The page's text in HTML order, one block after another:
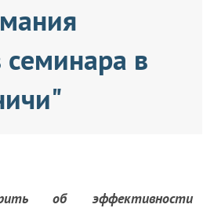
семинара в
об эффективности